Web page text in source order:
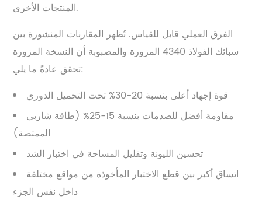
المنتجات الأخرى.
الفرق العملي قابل للقياس. تُظهر المقارنات المنشورة بين
سبائك الفولاذ 4340 المزورة والمصبوبة أن النسخة المزورة
تحقق عادةً ما يلي:
قوة إجهاد أعلى بنسبة 20-30% تحت التحميل الدوري
مقاومة أفضل للصدمات بنسبة 15-25% (طاقة شاربي
الممتصة)
تحسين الليونة وتقليل المساحة في اختبار الشد
اتساق أكبر بين قطع الاختبار المأخوذة من مواقع مختلفة
داخل نفس الجزء